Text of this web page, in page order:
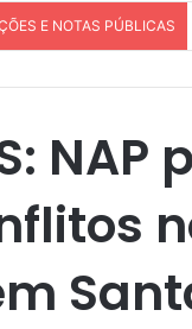
E NOTAS PÚBLICAS
NAP